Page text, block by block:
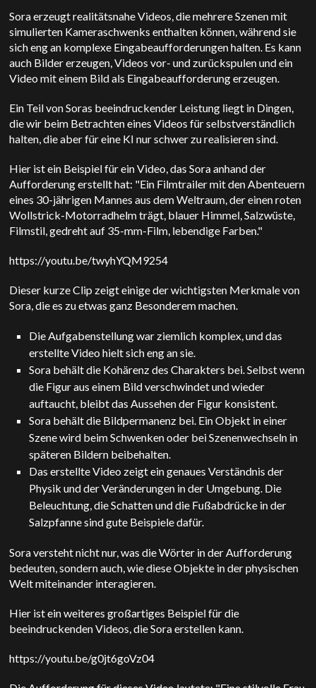
Sora erzeugt realitätsnahe Videos, die mehrere Szenen mit
simulierten Kameraschwenks enthalten können, während sie
sich eng an komplexe Eingabeaufforderungen halten. Es kann
auch Bilder erzeugen, Videos vor- und zurückspulen und ein
Video mit einem Bild als Eingabeaufforderung erzeugen.
Ein Teil von Soras beeindruckender Leistung liegt in Dingen,
die wir beim Betrachten eines Videos für selbstverständlich
halten, die aber für eine KI nur schwer zu realisieren sind.
Hier ist ein Beispiel für ein Video, das Sora anhand der
Aufforderung erstellt hat: "Ein Filmtrailer mit den Abenteuern
eines 30-jährigen Mannes aus dem Weltraum, der einen roten
Wollstrick-Motorradhelm trägt, blauer Himmel, Salzwüste,
Filmstil, gedreht auf 35-mm-Film, lebendige Farben."
https://youtu.be/twyhYQM9254
Dieser kurze Clip zeigt einige der wichtigsten Merkmale von
Sora, die es zu etwas ganz Besonderem machen.
Die Aufgabenstellung war ziemlich komplex, und das
erstellte Video hielt sich eng an sie.
Sora behält die Kohärenz des Charakters bei. Selbst wenn
die Figur aus einem Bild verschwindet und wieder
auftaucht, bleibt das Aussehen der Figur konsistent.
Sora behält die Bildpermanenz bei. Ein Objekt in einer
Szene wird beim Schwenken oder bei Szenenwechseln in
späteren Bildern beibehalten.
Das erstellte Video zeigt ein genaues Verständnis der
Physik und der Veränderungen in der Umgebung. Die
Beleuchtung, die Schatten und die Fußabdrücke in der
Salzpfanne sind gute Beispiele dafür.
Sora versteht nicht nur, was die Wörter in der Aufforderung
bedeuten, sondern auch, wie diese Objekte in der physischen
Welt miteinander interagieren.
Hier ist ein weiteres großartiges Beispiel für die
beeindruckenden Videos, die Sora erstellen kann.
https://youtu.be/g0jt6goVz04